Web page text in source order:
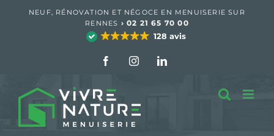
NEUF, RÉNOVATION ET NÉGOCE EN MENUISERIE SUR
RENNES › 02 21 65 70 00
128 avis
FacebookInstagramLinkedIn